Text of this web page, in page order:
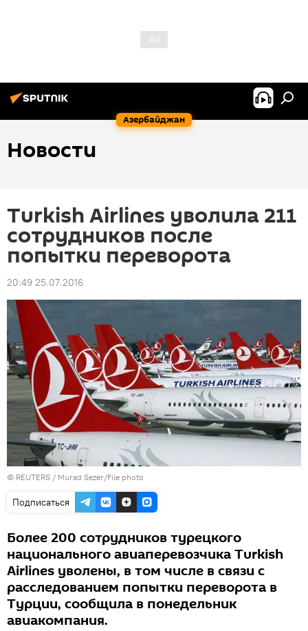
Азербайджан
Новости
Turkish Airlines уволила 211
сотрудников после
попытки переворота
20:49 25.07.2016
© REUTERS / Murad Sezer/File photo
Подписаться
Более 200 сотрудников турецкого
национального авиаперевозчика Turkish
Airlines уволены, в том числе в связи с
расследованием попытки переворота в
Турции, сообщила в понедельник
авиакомпания.